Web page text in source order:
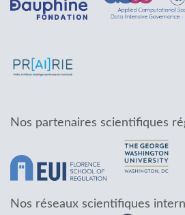
Nos partenaires scientifiques
Nos réseaux scientifiques